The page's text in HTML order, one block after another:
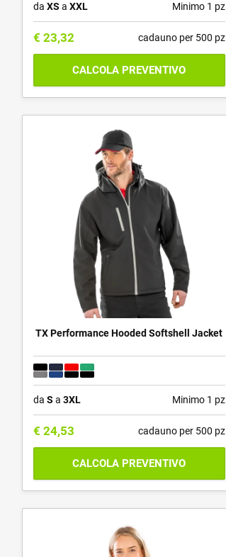
da XS a XXL Minimo 1 pz
€ 23,32 cadauno per 500 pz
CALCOLA PREVENTIVO
TX Performance Hooded Softshell Jacket
da S a 3XL Minimo 1 pz
€ 24,53 cadauno per 500 pz
CALCOLA PREVENTIVO